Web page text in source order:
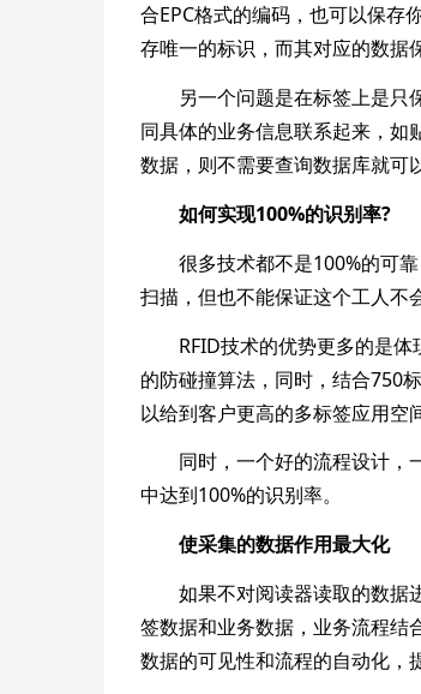
合EPC格式的编码，也可以保存
存唯一的标识，而其对应的数据
另一个问题是在标签上是只保
同具体的业务信息联系起来，如
数据，则不需要查询数据库就可
如何实现100%的识别率?
很多技术都不是100%的可靠
扫描，但也不能保证这个工人不
RFID技术的优势更多的是体
的防碰撞算法，同时，结合750
以给到客户更高的多标签应用空间
同时，一个好的流程设计，一
中达到100%的识别率。
使采集的数据作用最大化
如果不对阅读器读取的数据进
签数据和业务数据，业务流程结
数据的可见性和流程的自动化，